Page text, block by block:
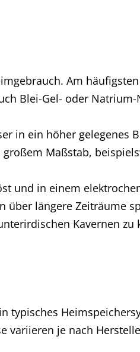
Am
Blei-Gel- oder
in ein höher gelegenes
Maßstab,
und in einem
über längere Zeiträume
Kavernen zu
typisches
variieren je nach